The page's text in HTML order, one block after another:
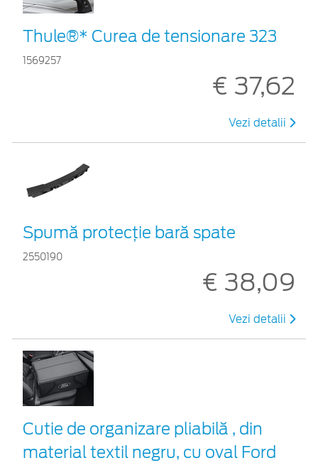
Thule®* Curea de tensionare 323
1569257
€ 37,62
Vezi detalii
Spumă protecție bară spate
2550190
€ 38,09
Vezi detalii
Cutie de organizare pliabilă , din
material textil negru, cu oval Ford